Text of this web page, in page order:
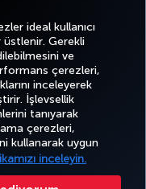
ideal kullanıcı
üstlenir. Gerekli
ve
çerezleri,
inceleyerek
İşlevsellik
tanıyarak
çerezleri,
kullanarak uygun
inceleyin.
TiktokBlogPinterest
TURKISH
AIRLINES
HOLIDAYS
MILES&SMILES